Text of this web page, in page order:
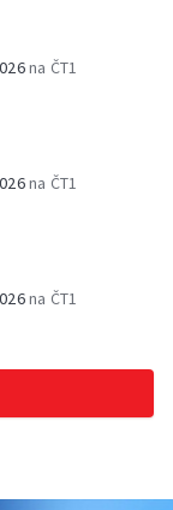
na ČT1
na ČT1
na ČT1